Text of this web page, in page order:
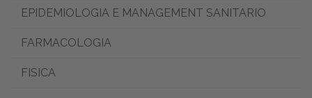
EPIDEMIOLOGIA E MANAGEMENT SANITARIO
FARMACOLOGIA
FISICA